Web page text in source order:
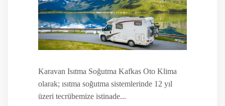
Karavan Isıtma Soğutma Kafkas Oto Klima
olarak; ısıtma soğutma sistemlerinde 12 yıl
üzeri tecrübemize istinade...